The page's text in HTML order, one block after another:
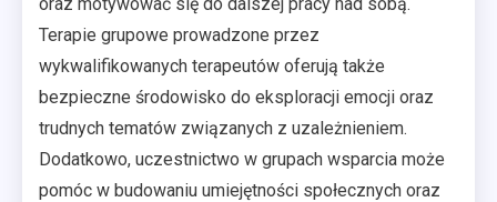
Terapie grupowe prowadzone przez
wykwalifikowanych terapeutów oferują także
bezpieczne środowisko do eksploracji emocji oraz
trudnych tematów związanych z uzależnieniem.
Dodatkowo, uczestnictwo w grupach wsparcia może
pomóc w budowaniu umiejętności społecznych oraz